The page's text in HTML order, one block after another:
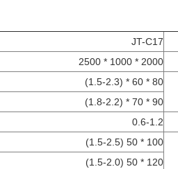
JT-C17
2000 * 1000 * 2500
80 * 60 * (1.5-2.3)
90 * 70 * (1.8-2.2)
0.6-1.2
100 * 50 (1.5-2.5)
120 * 50 (1.5-2.0)